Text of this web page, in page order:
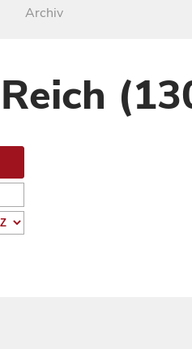
Archiv